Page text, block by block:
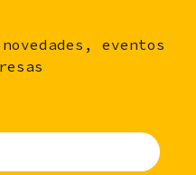
eventos